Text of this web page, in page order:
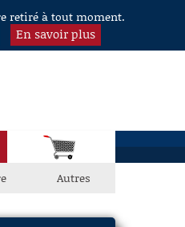
retiré à tout moment.
En savoir plus
Autres